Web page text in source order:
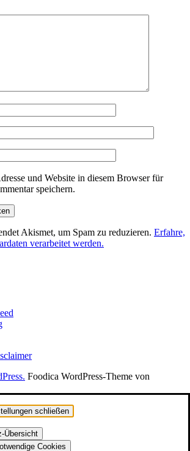
und Website in diesem Browser für
speichern.
Akismet, um Spam zu reduzieren. Erfahre,
verarbeitet werden.
Foodica WordPress-Theme von
schließen
Übersicht
Cookies